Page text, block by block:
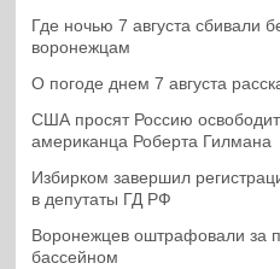
Где ночью 7 августа сбивали
воронежцам
О погоде днем 7 августа
США просят Россию
американца Роберта Гилмана
Избирком завершил
в депутаты ГД РФ
Воронежцев оштрафовали за
бассейном